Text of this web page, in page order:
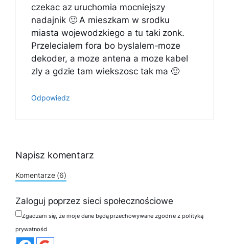
czekac az uruchomia mocniejszy
nadajnik 🙂 A mieszkam w srodku
miasta wojewodzkiego a tu taki zonk.
Przelecialem fora bo byslalem-moze
dekoder, a moze antena a moze kabel
zly a gdzie tam wiekszosc tak ma 🙂
Odpowiedz
Napisz komentarz
Komentarze (6)
Zaloguj poprzez sieci społecznościowe
Zgadzam się, że moje dane będą przechowywane zgodnie z polityką
prywatności